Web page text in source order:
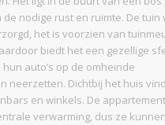
nodige rust en ruimte. De tuin
het is voorzien van
biedt het een gezellige
auto’s op de omheinde
neerzetten. Dichtbij het huis
en winkels. De
verwarming, dus ze